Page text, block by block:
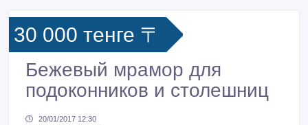
30 000 тенге 〒
Бежевый мрамор для
подоконников и столешниц
20/01/2017 12:30